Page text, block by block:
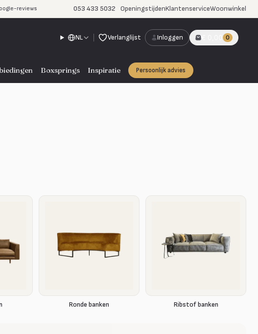
reviews 053 433 5032 OpeningstijdenKlantenserviceWoonwinkel
NL Verlanglijst Inloggen € 0,00 0
Boxsprings Inspiratie Persoonlijk advies
Ronde banken Ribstof banken